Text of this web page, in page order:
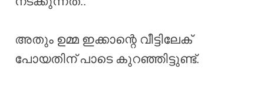
അതും ഉമ്മ ഇക്കാന്റെ വീട്ടിലേക്
പോയതിന് പാടെ കുറഞ്ഞിട്ടുണ്ട്.